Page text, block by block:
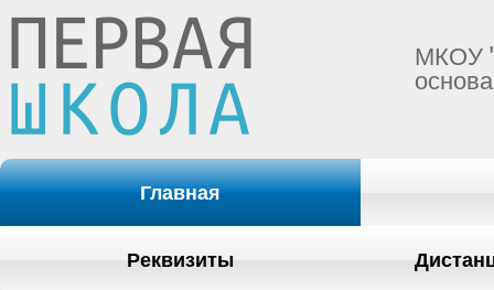
МКОУ
Главная
Реквизиты